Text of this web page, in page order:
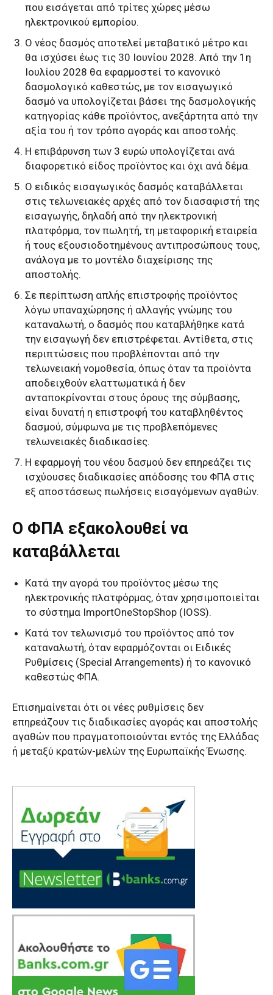
που εισάγεται από τρίτες χώρες μέσω
ηλεκτρονικού εμπορίου.
Ο νέος δασμός αποτελεί μεταβατικό μέτρο και
θα ισχύσει έως τις 30 Ιουνίου 2028. Από την 1η
Ιουλίου 2028 θα εφαρμοστεί το κανονικό
δασμολογικό καθεστώς, με τον εισαγωγικό
δασμό να υπολογίζεται βάσει της δασμολογικής
κατηγορίας κάθε προϊόντος, ανεξάρτητα από την
αξία του ή τον τρόπο αγοράς και αποστολής.
Η επιβάρυνση των 3 ευρώ υπολογίζεται ανά
διαφορετικό είδος προϊόντος και όχι ανά δέμα.
Ο ειδικός εισαγωγικός δασμός καταβάλλεται
στις τελωνειακές αρχές από τον διασαφιστή της
εισαγωγής, δηλαδή από την ηλεκτρονική
πλατφόρμα, τον πωλητή, τη μεταφορική εταιρεία
ή τους εξουσιοδοτημένους αντιπροσώπους τους,
ανάλογα με το μοντέλο διαχείρισης της
αποστολής.
Σε περίπτωση απλής επιστροφής προϊόντος
λόγω υπαναχώρησης ή αλλαγής γνώμης του
καταναλωτή, ο δασμός που καταβλήθηκε κατά
την εισαγωγή δεν επιστρέφεται. Αντίθετα, στις
περιπτώσεις που προβλέπονται από την
τελωνειακή νομοθεσία, όπως όταν τα προϊόντα
αποδειχθούν ελαττωματικά ή δεν
ανταποκρίνονται στους όρους της σύμβασης,
είναι δυνατή η επιστροφή του καταβληθέντος
δασμού, σύμφωνα με τις προβλεπόμενες
τελωνειακές διαδικασίες.
Η εφαρμογή του νέου δασμού δεν επηρεάζει τις
ισχύουσες διαδικασίες απόδοσης του ΦΠΑ στις
εξ αποστάσεως πωλήσεις εισαγόμενων αγαθών.
Ο ΦΠΑ εξακολουθεί να
καταβάλλεται
Κατά την αγορά του προϊόντος μέσω της
ηλεκτρονικής πλατφόρμας, όταν χρησιμοποιείται
το σύστημα ImportOneStopShop (IOSS).
Κατά τον τελωνισμό του προϊόντος από τον
καταναλωτή, όταν εφαρμόζονται οι Ειδικές
Ρυθμίσεις (Special Arrangements) ή το κανονικό
καθεστώς ΦΠΑ.
Επισημαίνεται ότι οι νέες ρυθμίσεις δεν
επηρεάζουν τις διαδικασίες αγοράς και αποστολής
αγαθών που πραγματοποιούνται εντός της Ελλάδας
ή μεταξύ κρατών-μελών της Ευρωπαϊκής Ένωσης.